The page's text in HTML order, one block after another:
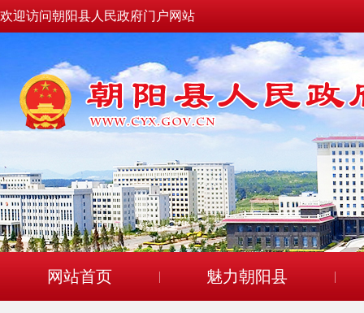
欢迎访问朝阳县人民政府门户网站
网站首页 魅力朝阳县